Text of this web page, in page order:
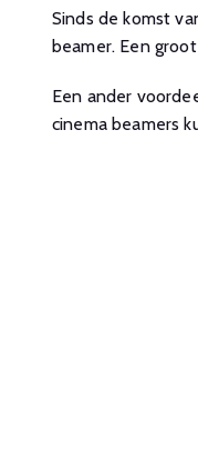
Sinds de komst
beamer. Een
Een ander
cinema beamers